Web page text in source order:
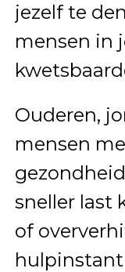
jezelf te
mensen in
Ouderen,
mensen
sneller last
of